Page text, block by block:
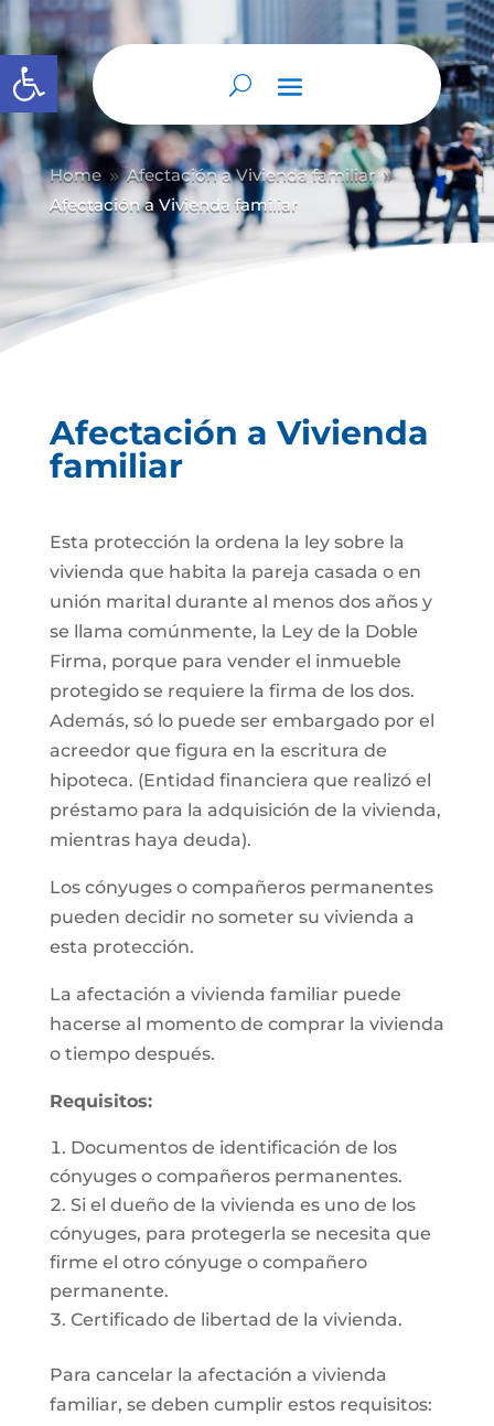
Abrir barra de herramientas
Home 9 Afectación a Vivienda familiar 9
Afectación a Vivienda familiar
Afectación a Vivienda
familiar
Esta protección la ordena la ley sobre la
vivienda que habita la pareja casada o en
unión marital durante al menos dos años y
se llama comúnmente, la Ley de la Doble
Firma, porque para vender el inmueble
protegido se requiere la firma de los dos.
Además, só lo puede ser embargado por el
acreedor que figura en la escritura de
hipoteca. (Entidad financiera que realizó el
préstamo para la adquisición de la vivienda,
mientras haya deuda).
Los cónyuges o compañeros permanentes
pueden decidir no someter su vivienda a
esta protección.
La afectación a vivienda familiar puede
hacerse al momento de comprar la vivienda
o tiempo después.
Requisitos:
Documentos de identificación de los
cónyuges o compañeros permanentes.
Si el dueño de la vivienda es uno de los
cónyuges, para protegerla se necesita que
firme el otro cónyuge o compañero
permanente.
Certificado de libertad de la vivienda.
Para cancelar la afectación a vivienda
familiar, se deben cumplir estos requisitos: